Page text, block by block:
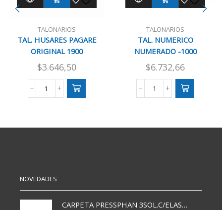
TALONARIOS
TAL. HUSARES PAGARE
ORIGINAL 1900
$3.646,50
TAL.
1900
TALONARIOS
TAL. NUMERICO
NUMERADO -1000
$6.732,66
TAL.
cantidad
NOVEDADES
CARPETA PRESSPHAN 3SOL.C/ELAST MARRON A4 P01A